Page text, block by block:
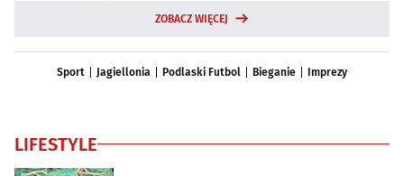
ZOBACZ WIĘCEJ
Sport Jagiellonia Podlaski Futbol Bieganie Imprezy
LIFESTYLE